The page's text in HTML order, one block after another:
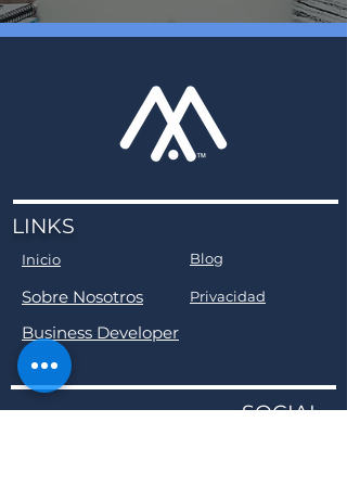
LINKS
Inicio Blog
Sobre Nosotros Privacidad
Business Developer
SOCIAL